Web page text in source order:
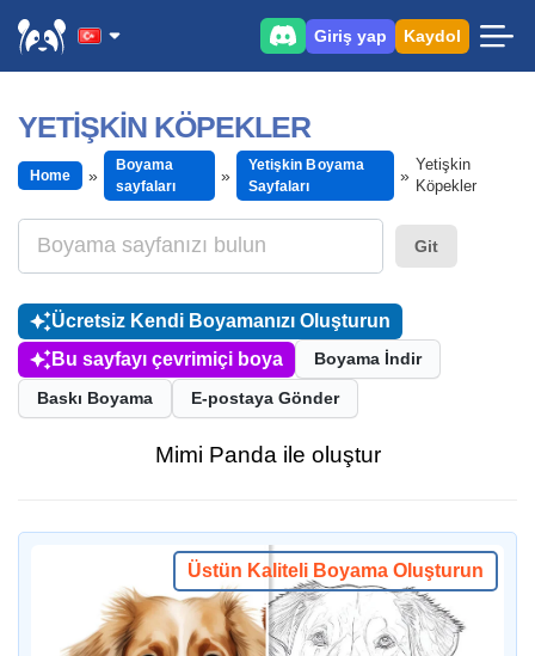
Giriş yap Kaydol
YETIŞKIN KÖPEKLER
Home
Boyama
sayfaları
Yetişkin Boyama
Sayfaları
Yetişkin
Köpekler
Git
Ücretsiz Kendi Boyamanızı Oluşturun
Bu sayfayı çevrimiçi boya
Boyama İndir
Baskı Boyama E-postaya Gönder
Mimi Panda ile oluştur
Üstün Kaliteli Boyama Oluşturun